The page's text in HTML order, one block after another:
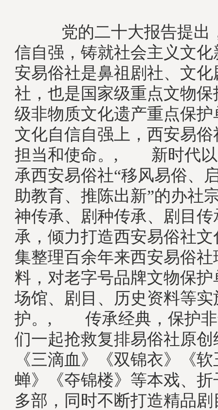
党的二十大报告提出
信自强，铸就社会主义文化
安易俗社是鼻祖剧社、文
社，也是国家级重点文物
级非物质文化遗产重点保
文化自信自强上，西安易
担当和使命。, 新时代以
承西安易俗社“移风易俗、
助教育、推陈出新”的办社
神传承、剧种传承、剧目
承，倾力打造西安易俗社
集整理百余年来西安易俗
料，对老字号品牌文物保
场馆、剧目、历史资料等
护。, 传承经典，保护非
们一起抢救复排易俗社原
《三滴血》《双锦衣》《
蝉》《夺锦楼》等本戏、折
多部，同时不断打造精品